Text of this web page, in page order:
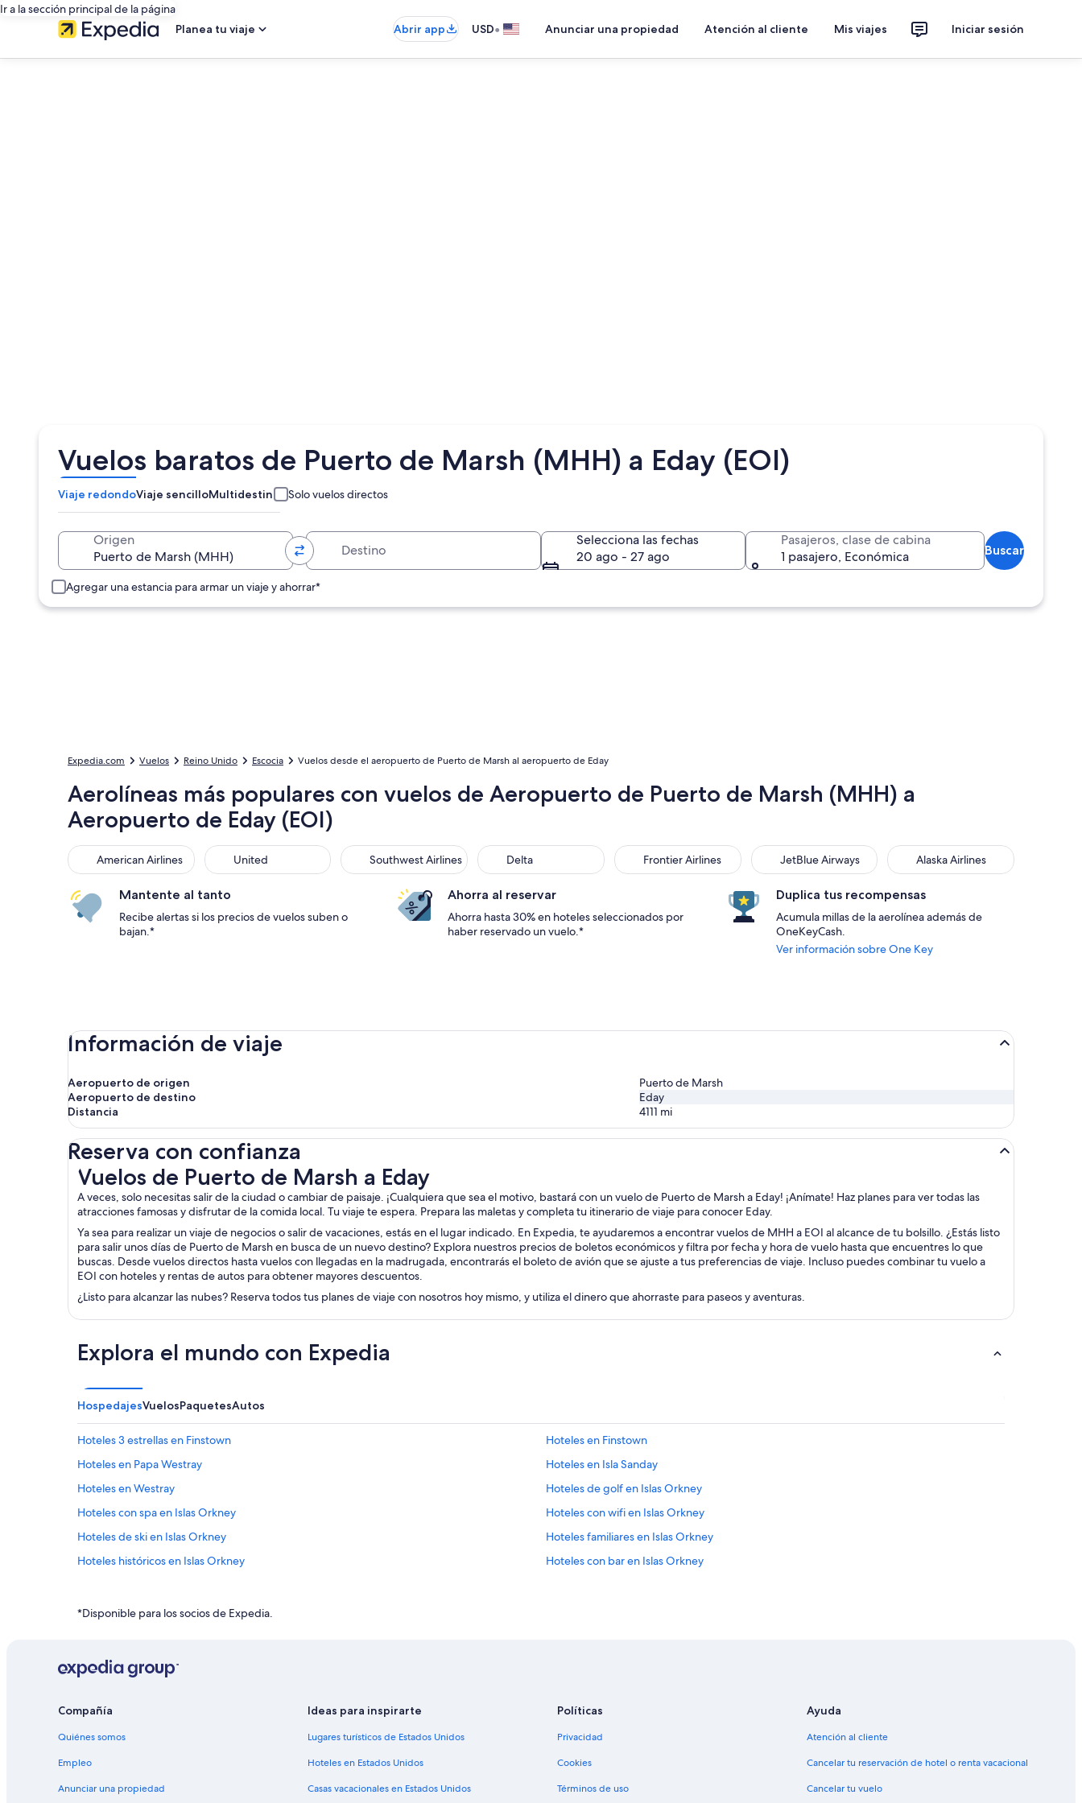
Ir a la sección principal de la página
Planea tu viaje
Abrir app USD• Anunciar una propiedad Atención al cliente Mis viajes Iniciar sesión
Vuelos baratos de Puerto de Marsh (MHH) a Eday (EOI)
Viaje redondoViaje sencilloMultidestino Solo vuelos directos
Origen
Selecciona las fechas
20 ago - 27 ago
Pasajeros, clase de cabina
1 pasajero, Económica
Buscar
Agregar una estancia para armar un viaje y ahorrar*
Expedia.com Vuelos Reino Unido Escocia Vuelos desde el aeropuerto de Puerto de Marsh al aeropuerto de Eday
Aerolíneas más populares con vuelos de Aeropuerto de Puerto de Marsh (MHH) a
Aeropuerto de Eday (EOI)
American Airlines
American Airlines United
United Southwest Airlines
Southwest Airlines Delta
Delta Frontier Airlines
Frontier Airlines JetBlue Airways
JetBlue Airways Alaska Airlines
Alaska Airlines
Mantente al tanto
Recibe alertas si los precios de vuelos suben o
bajan.*
Ahorra al reservar
Ahorra hasta 30% en hoteles seleccionados por
haber reservado un vuelo.*
Duplica tus recompensas
Acumula millas de la aerolínea además de
OneKeyCash.
Ver información sobre One Key
Información de viaje
Aeropuerto de origen
Puerto de Marsh
Aeropuerto de destino
Eday
Distancia
4111 mi
Reserva con confianza
Vuelos de Puerto de Marsh a Eday
A veces, solo necesitas salir de la ciudad o cambiar de paisaje. ¡Cualquiera que sea el motivo, bastará con un vuelo de Puerto de Marsh a Eday! ¡Anímate! Haz planes para ver todas las
atracciones famosas y disfrutar de la comida local. Tu viaje te espera. Prepara las maletas y completa tu itinerario de viaje para conocer Eday.
Ya sea para realizar un viaje de negocios o salir de vacaciones, estás en el lugar indicado. En Expedia, te ayudaremos a encontrar vuelos de MHH a EOI al alcance de tu bolsillo. ¿Estás listo
para salir unos días de Puerto de Marsh en busca de un nuevo destino? Explora nuestros precios de boletos económicos y filtra por fecha y hora de vuelo hasta que encuentres lo que
buscas. Desde vuelos directos hasta vuelos con llegadas en la madrugada, encontrarás el boleto de avión que se ajuste a tus preferencias de viaje. Incluso puedes combinar tu vuelo a
EOI con hoteles y rentas de autos para obtener mayores descuentos.
¿Listo para alcanzar las nubes? Reserva todos tus planes de viaje con nosotros hoy mismo, y utiliza el dinero que ahorraste para paseos y aventuras.
Vuelos de Puerto de Marsh a Eday
Explora el mundo con Expedia
HospedajesVuelosPaquetesAutos
Hoteles 3 estrellas en Finstown
Hoteles en Finstown
Hoteles en Papa Westray
Hoteles en Isla Sanday
Hoteles en Westray
Hoteles de golf en Islas Orkney
Hoteles con spa en Islas Orkney
Hoteles con wifi en Islas Orkney
Hoteles de ski en Islas Orkney
Hoteles familiares en Islas Orkney
Hoteles históricos en Islas Orkney
Hoteles con bar en Islas Orkney
Hoteles que aceptan mascotas en Islas Orkney
Hoteles cerca de Castillo de Mey
Hoteles 3 estrellas en Evie
Apartamentos en Kirkwall
Hoteles en Kirkwall
*Disponible para los socios de Expedia.
Compañía
Quiénes somos
Empleo
Anunciar una propiedad
Ideas para inspirarte
Lugares turísticos de Estados Unidos
Hoteles en Estados Unidos
Casas vacacionales en Estados Unidos
Políticas
Privacidad
Cookies
Términos de uso
Ayuda
Atención al cliente
Cancelar tu reservación de hotel o renta vacacional
Cancelar tu vuelo